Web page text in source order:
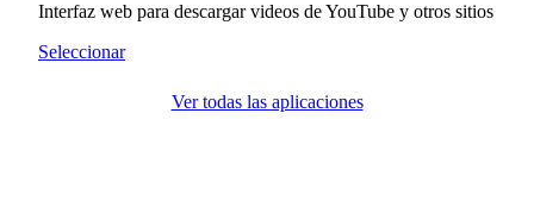
Interfaz web para descargar videos de YouTube y otros sitios
Seleccionar
Ver todas las aplicaciones